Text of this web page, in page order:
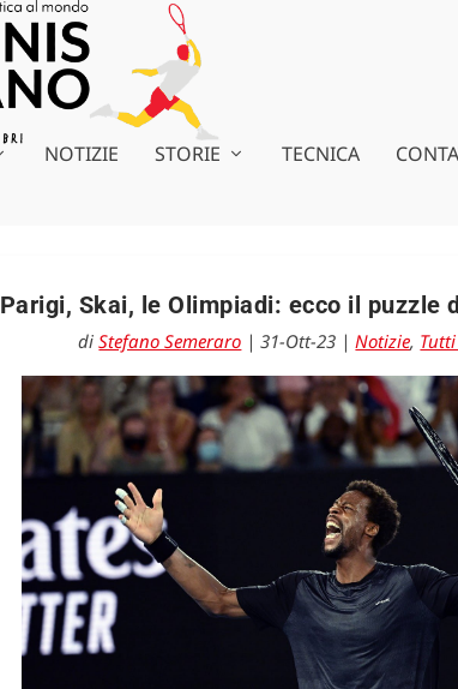
NOTIZIE STORIE TECNICA
Parigi, Skai, le Olimpiadi: ecco il puzzle
diStefano Semeraro |31-Ott-23 |Notizie,